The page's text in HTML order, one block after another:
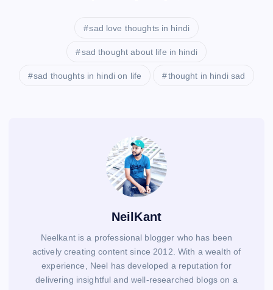
sad love thoughts in hindi
sad thought about life in hindi
sad thoughts in hindi on life thought in hindi sad
NeilKant
Neelkant is a professional blogger who has been
actively creating content since 2012. With a wealth of
experience, Neel has developed a reputation for
delivering insightful and well-researched blogs on a